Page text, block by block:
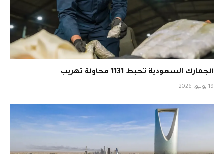
الجمارك السعودية تحبط 1131 محاولة تهريب
19 يوليو، 2026